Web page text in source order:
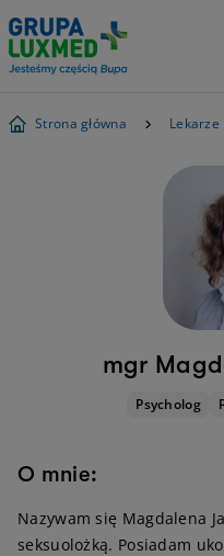
Strona główna Lekarze
mgr
Psycholog
O mnie:
Nazywam się Magdalena
seksuolożką. Posiadam